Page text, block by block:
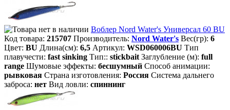
Воблер Nord Water's Универсал 60 BU
Код товара: 215707 Производитель: Nord Water's Вес(гр): 6
Цвет: BU Длина(см): 6,5 Артикул: WSD060006BU Тип
плавучести: fast sinking Тип:: stickbait Заглубление (м): full
range Шумовые эффекты: бесшумный Способ анимации:
рывковая Страна изготовления: Россия Система дальнего
заброса: нет Вид ловли: спиннинг